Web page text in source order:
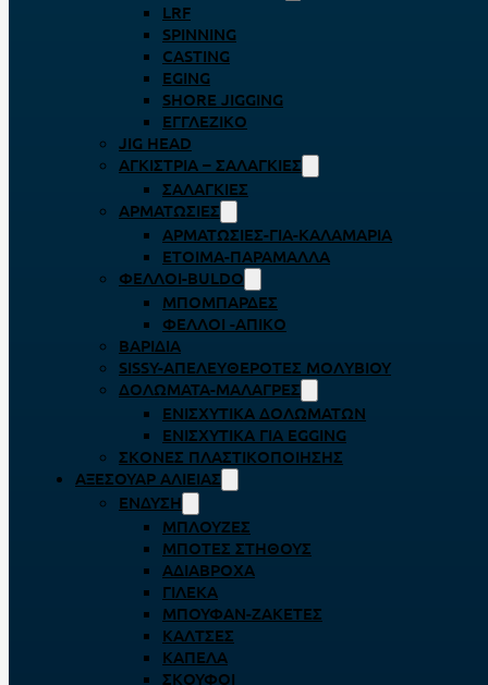
LRF
SPINNING
CASTING
EGING
SHORE JIGGING
ΕΓΓΛΈΖΙΚΟ
JIG HEAD
ΑΓΚΊΣΤΡΙΑ – ΣΑΛΑΓΚΙΈΣ
ΣΑΛΑΓΚΙΈΣ
ΑΡΜΑΤΩΣΙΈΣ
ΑΡΜΑΤΩΣΙΈΣ-ΓΙΑ-ΚΑΛΑΜΆΡΙΑ
ΈΤΟΙΜΑ-ΠΑΡΆΜΑΛΛΑ
ΦΕΛΛΟΊ-BULDO
ΜΠΟΜΠΆΡΔΕΣ
ΦΕΛΛΟΊ -ΑΠΊΚΟ
ΒΑΡΊΔΙΑ
SISSY-ΑΠΕΛΕΥΘΕΡΟΤΈΣ ΜΟΛΥΒΙΟΎ
ΔΟΛΏΜΑΤΑ-ΜΑΛΆΓΡΕΣ
ΕΝΙΣΧΥΤΙΚΆ ΔΟΛΩΜΆΤΩΝ
ΕΝΙΣΧΥΤΙΚΆ ΓΙΑ EGGING
ΣΚΌΝΕΣ ΠΛΑΣΤΙΚΟΠΟΊΗΣΗΣ
ΑΞΕΣΟΥΆΡ ΑΛΙΕΊΑΣ
ΈΝΔΥΣΗ
ΜΠΛΟΎΖΕΣ
ΜΠΌΤΕΣ ΣΤΉΘΟΥΣ
ΑΔΙΆΒΡΟΧΑ
ΓΙΛΈΚΑ
ΜΠΟΥΦΆΝ-ΖΑΚΈΤΕΣ
ΚΆΛΤΣΕΣ
ΚΑΠΈΛΑ
ΣΚΟΎΦΟΙ